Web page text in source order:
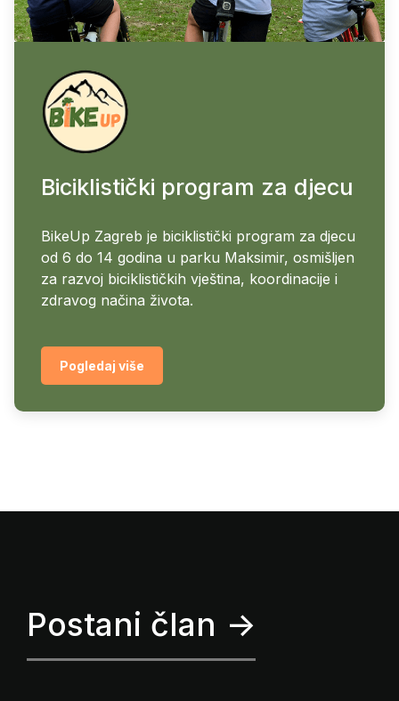
Biciklistički program za djecu
BikeUp Zagreb je biciklistički program za djecu
od 6 do 14 godina u parku Maksimir, osmišljen
za razvoj biciklističkih vještina, koordinacije i
zdravog načina života.
Pogledaj više
Postani član ->